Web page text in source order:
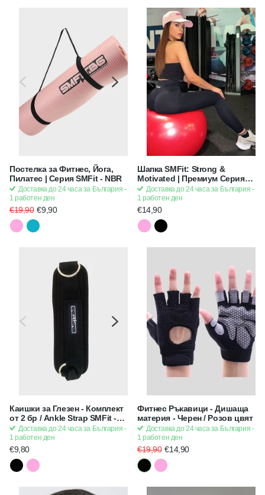
Постелка за Фитнес, Йога,
Пилатес | Серия SMFit - NBR
Доставка до 24 часа за България -
1 работен ден
€19,90 €9,90
Шапка SMFit: Strong &
Motivated | Премиум Серия
SMFit
Доставка до 24 часа за България -
1 работен ден
€14,90
Каишки за Глезен - Комплект
от 2 бр / Ankle Strap SMFit -
Приставка за Скрипец /
машина с кабел. Тренировка
за глутеус, бедра, корем
Доставка до 24 часа за България -
1 работен ден
€9,80
Фитнес Ръкавици - Дишаща
материя - Черен / Розов цвят
Доставка до 24 часа за България -
1 работен ден
€19,90 €14,90